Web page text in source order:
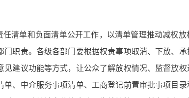
单和负面清单公开工作，以清单管理推动减权放
职责。各级各部门要根据权责事项取消、下放、
建议功能等方式，让公众了解放权情况、监督放
、中介服务事项清单、工商登记前置审批事项目